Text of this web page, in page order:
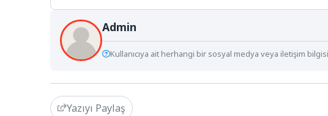
Admin
Kullanıcıya ait herhangi bir sosyal medya veya iletişim
Yazıyı Paylaş